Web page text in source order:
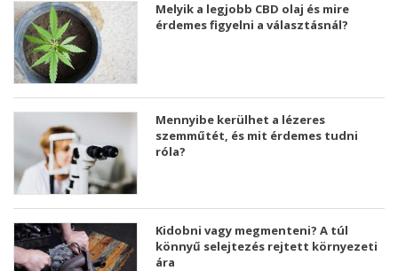
Melyik a legjobb CBD olaj és mire
érdemes figyelni a választásnál?
Mennyibe kerülhet a lézeres
szemműtét, és mit érdemes tudni
róla?
Kidobni vagy megmenteni? A túl
könnyű selejtezés rejtett környezeti
ára